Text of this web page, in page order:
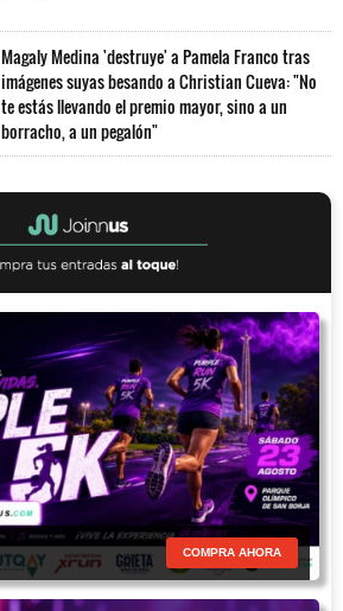
Magaly Medina 'destruye' a Pamela Franco tras
imágenes suyas besando a Christian Cueva: "No
te estás llevando el premio mayor, sino a un
borracho, a un pegalón"
COMPRA AHORA